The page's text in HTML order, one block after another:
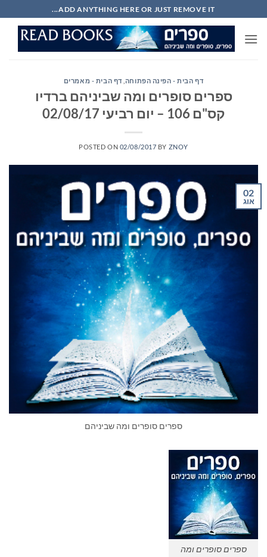
to
content
ADD ANYTHING HERE OR JUST REMOVE IT...
דף הבית - הפינה הפתוחה דף הבית - מאמרים
ספרים סופרים ומה שביניהם ברדיו
קס"ם 106 – יום רביעי 02/08/17
POSTED ON 02/08/2017 BY ZNOY
02
אוג
ספרים סופרים ומה שביניהם
ספרים סופרים ומה